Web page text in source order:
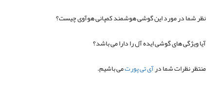
نظر شما در مورد این گوشی هوشمند کمپانی هوآوی چیست؟
آیا ویژگی های گوشی ایده آل را دارا می باشد؟
منتظر نظرات شما درآی تی پورتمی باشیم.